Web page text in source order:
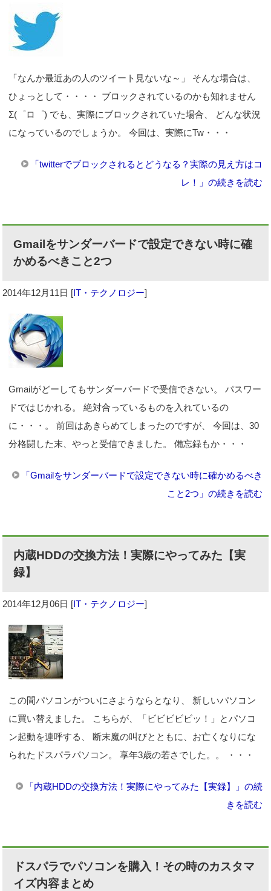
「なんか最近あの人のツイート見ないな～」 そんな場合は、
ひょっとして・・・・ ブロックされているのかも知れません
Σ(゜ロ゜) でも、実際にブロックされていた場合、 どんな状況
になっているのでしょうか。 今回は、実際にTw・・・
「twitterでブロックされるとどうなる？実際の見え方はコ
レ！」の続きを読む
Gmailをサンダーバードで設定できない時に確
かめるべきこと2つ
2014年12月11日 [IT・テクノロジー]
Gmailがどーしてもサンダーバードで受信できない。 パスワー
ドではじかれる。 絶対合っているものを入れているの
に・・・。 前回はあきらめてしまったのですが、 今回は、30
分格闘した末、やっと受信できました。 備忘録もか・・・
「Gmailをサンダーバードで設定できない時に確かめるべき
こと2つ」の続きを読む
内蔵HDDの交換方法！実際にやってみた【実
録】
2014年12月06日 [IT・テクノロジー]
この間パソコンがついにさようならとなり、 新しいパソコン
に買い替えました。 こちらが、「ビビビビビッ！」とパソコ
ン起動を連呼する、 断末魔の叫びとともに、お亡くなりにな
られたドスパラパソコン。 享年3歳の若さでした。。 ・・・
「内蔵HDDの交換方法！実際にやってみた【実録】」の続
きを読む
ドスパラでパソコンを購入！その時のカスタマ
イズ内容まとめ